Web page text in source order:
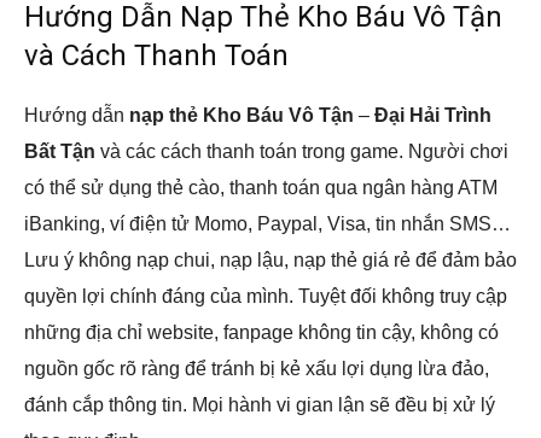
Hướng Dẫn Nạp Thẻ Kho Báu Vô Tận
và Cách Thanh Toán
Hướng dẫn nạp thẻ Kho Báu Vô Tận – Đại Hải Trình
Bất Tận và các cách thanh toán trong game. Người chơi
có thể sử dụng thẻ cào, thanh toán qua ngân hàng ATM
iBanking, ví điện tử Momo, Paypal, Visa, tin nhắn SMS…
Lưu ý không nạp chui, nạp lậu, nạp thẻ giá rẻ để đảm bảo
quyền lợi chính đáng của mình. Tuyệt đối không truy cập
những địa chỉ website, fanpage không tin cậy, không có
nguồn gốc rõ ràng để tránh bị kẻ xấu lợi dụng lừa đảo,
đánh cắp thông tin. Mọi hành vi gian lận sẽ đều bị xử lý